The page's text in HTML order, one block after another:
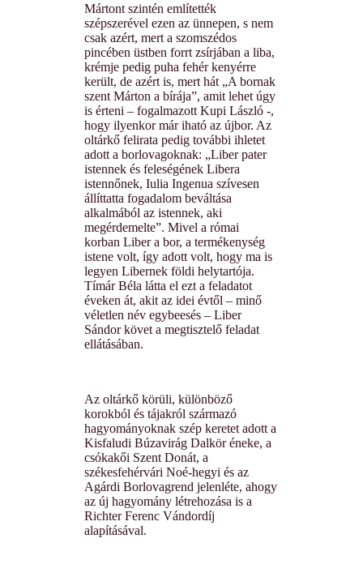
Mártont szintén említették
szépszerével ezen az ünnepen, s nem
csak azért, mert a szomszédos
pincében üstben forrt zsírjában a liba,
krémje pedig puha fehér kenyérre
került, de azért is, mert hát „A bornak
szent Márton a bírája”, amit lehet úgy
is érteni – fogalmazott Kupi László -,
hogy ilyenkor már iható az újbor. Az
oltárkő felirata pedig további ihletet
adott a borlovagoknak: „Liber pater
istennek és feleségének Libera
istennőnek, Iulia Ingenua szívesen
állíttatta fogadalom beváltása
alkalmából az istennek, aki
megérdemelte”. Mivel a római
korban Liber a bor, a termékenység
istene volt, így adott volt, hogy ma is
legyen Libernek földi helytartója.
Tímár Béla látta el ezt a feladatot
éveken át, akit az idei évtől – minő
véletlen név egybeesés – Liber
Sándor követ a megtisztelő feladat
ellátásában.
Az oltárkő körüli, különböző
korokból és tájakról származó
hagyományoknak szép keretet adott a
Kisfaludi Búzavirág Dalkör éneke, a
csókakői Szent Donát, a
székesfehérvári Noé-hegyi és az
Agárdi Borlovagrend jelenléte, ahogy
az új hagyomány létrehozása is a
Richter Ferenc Vándordíj
alapításával.